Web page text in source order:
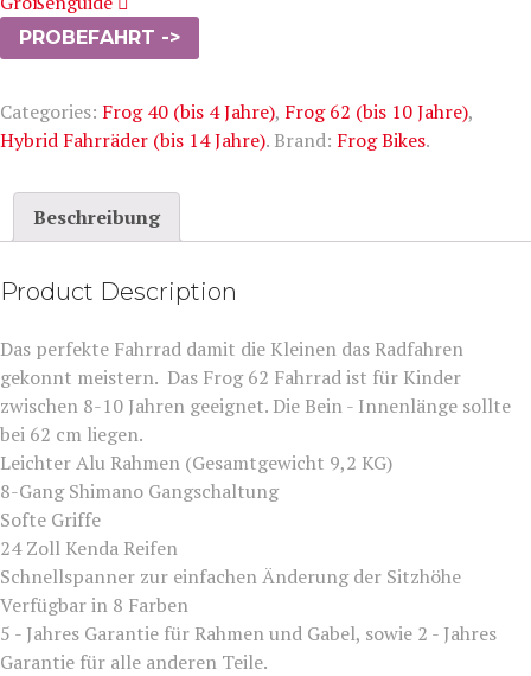
PROBEFAHRT ->
Categories: Frog 40 (bis 4 Jahre), Frog 62 (bis 10 Jahre),
Hybrid Fahrräder (bis 14 Jahre). Brand: Frog Bikes.
Beschreibung
Product Description
Das perfekte Fahrrad damit die Kleinen das Radfahren
gekonnt meistern. Das Frog 62 Fahrrad ist für Kinder
zwischen 8-10 Jahren geeignet. Die Bein - Innenlänge sollte
bei 62 cm liegen.
Leichter Alu Rahmen (Gesamtgewicht 9,2 KG)
8-Gang Shimano Gangschaltung
Softe Griffe
24 Zoll Kenda Reifen
Schnellspanner zur einfachen Änderung der Sitzhöhe
Verfügbar in 8 Farben
5 - Jahres Garantie für Rahmen und Gabel, sowie 2 - Jahres
Garantie für alle anderen Teile.